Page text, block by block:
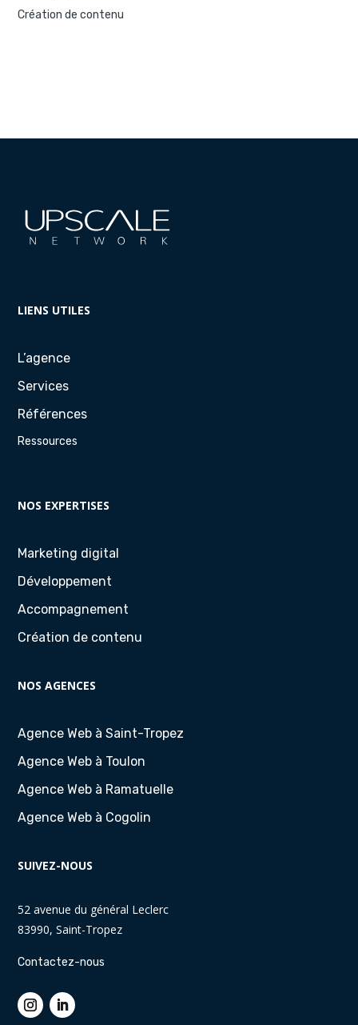
Création de contenu
LIENS UTILES
L’agence
Services
Références
Ressources
NOS EXPERTISES
Marketing digital
Développement
Accompagnement
Création de contenu
NOS AGENCES
Agence Web à Saint-Tropez
Agence Web à Toulon
Agence Web à Ramatuelle
Agence Web à Cogolin
SUIVEZ-NOUS
52 avenue du général Leclerc
83990, Saint-Tropez
Contactez-nous